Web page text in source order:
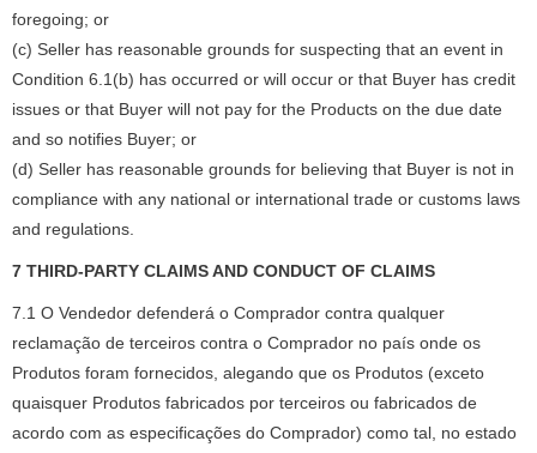
foregoing; or
(c) Seller has reasonable grounds for suspecting that an event in
Condition 6.1(b) has occurred or will occur or that Buyer has credit
issues or that Buyer will not pay for the Products on the due date
and so notifies Buyer; or
(d) Seller has reasonable grounds for believing that Buyer is not in
compliance with any national or international trade or customs laws
and regulations.
7 THIRD-PARTY CLAIMS AND CONDUCT OF CLAIMS
7.1 O Vendedor defenderá o Comprador contra qualquer
reclamação de terceiros contra o Comprador no país onde os
Produtos foram fornecidos, alegando que os Produtos (exceto
quaisquer Produtos fabricados por terceiros ou fabricados de
acordo com as especificações do Comprador) como tal, no estado